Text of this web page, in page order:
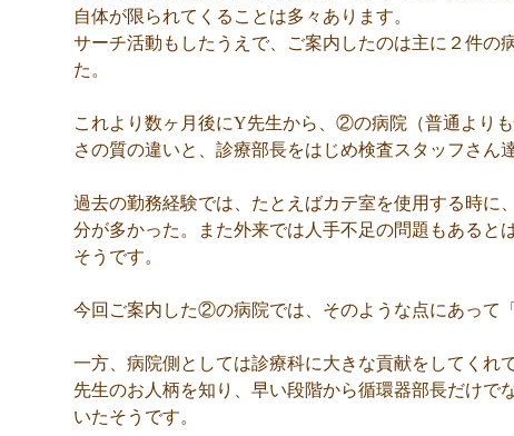
自体が限られてくることは多々あります。
サーチ活動もしたうえで、ご案内したのは主に２件
た。
これより数ヶ月後にY先生から、②の病院（普通より
さの質の違いと、診療部長をはじめ検査スタッフさん
過去の勤務経験では、たとえばカテ室を使用する時に
分が多かった。また外来では人手不足の問題もあると
そうです。
今回ご案内した②の病院では、そのような点にあって
一方、病院側としては診療科に大きな貢献をしてく
先生のお人柄を知り、早い段階から循環器部長だけ
いたそうです。